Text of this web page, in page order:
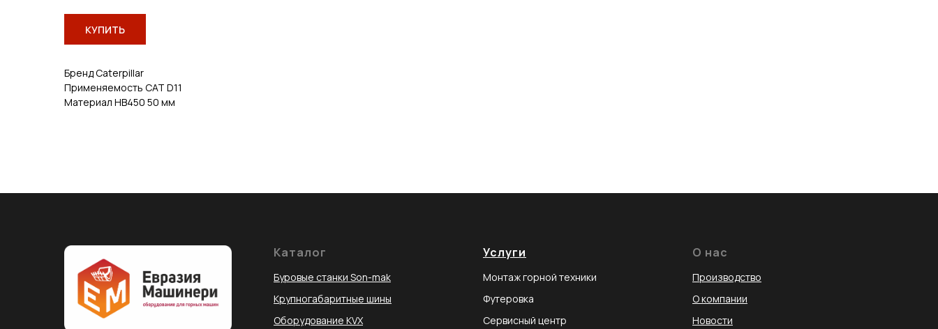
КУПИТЬ
Бренд Caterpillar
Применяемость САТ D11
Материал HB450 50 мм
Каталог
Буровые станки Son-mak
Крупногабаритные шины
Оборудование KVX
Услуги
Монтаж горной техники
Футеровка
Сервисный центр
О нас
Производство
О компании
Новости